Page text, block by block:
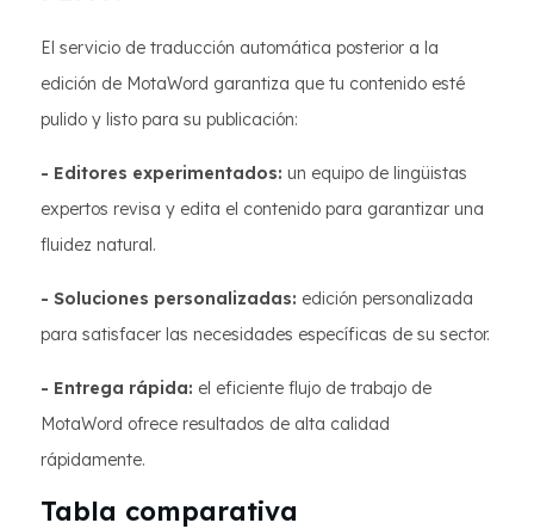
El servicio de traducción automática posterior a la
edición de MotaWord garantiza que tu contenido esté
pulido y listo para su publicación:
- Editores experimentados: un equipo de lingüistas
expertos revisa y edita el contenido para garantizar una
fluidez natural.
- Soluciones personalizadas: edición personalizada
para satisfacer las necesidades específicas de su sector.
- Entrega rápida: el eficiente flujo de trabajo de
MotaWord ofrece resultados de alta calidad
rápidamente.
Tabla comparativa